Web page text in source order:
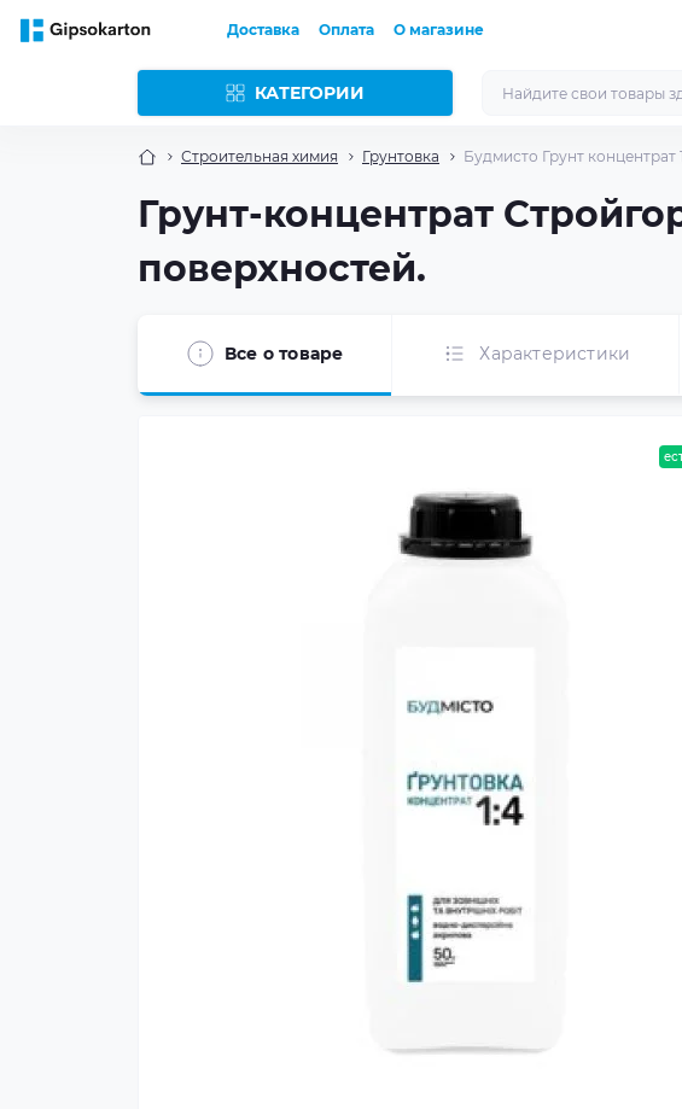
Доставка Оплата О магазине
КАТЕГОРИИ
Строительная химия Грунтовка Будмисто Грунт концентрат
Грунт-концентрат
поверхностей.
Все о товаре Характеристики